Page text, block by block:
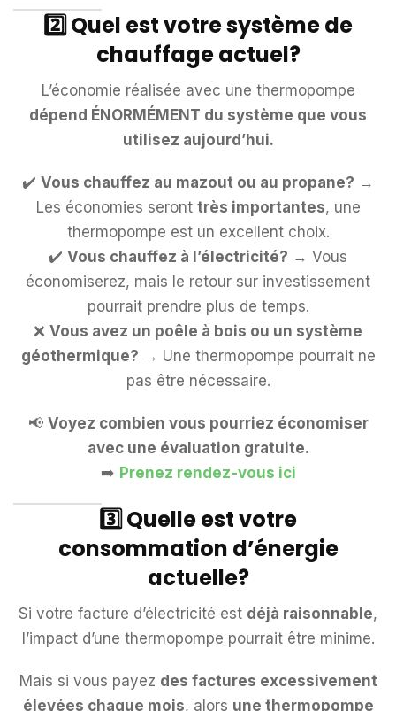
2️⃣ Quel est votre système de
chauffage actuel?
L’économie réalisée avec une thermopompe
dépend ÉNORMÉMENT du système que vous
utilisez aujourd’hui.
✔️ Vous chauffez au mazout ou au propane? →
Les économies seront très importantes, une
thermopompe est un excellent choix.
✔️ Vous chauffez à l’électricité? → Vous
économiserez, mais le retour sur investissement
pourrait prendre plus de temps.
❌ Vous avez un poêle à bois ou un système
géothermique? → Une thermopompe pourrait ne
pas être nécessaire.
📢 Voyez combien vous pourriez économiser
avec une évaluation gratuite.
➡️ Prenez rendez-vous ici
3️⃣ Quelle est votre
consommation d’énergie
actuelle?
Si votre facture d’électricité est déjà raisonnable,
l’impact d’une thermopompe pourrait être minime.
Mais si vous payez des factures excessivement
élevées chaque mois, alors une thermopompe